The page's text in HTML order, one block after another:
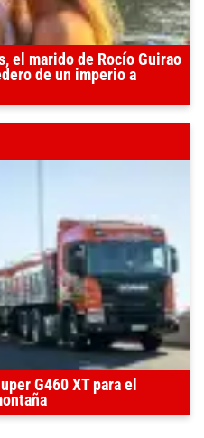
el marido de Rocío Guirao
de un imperio a
G460 XT para el